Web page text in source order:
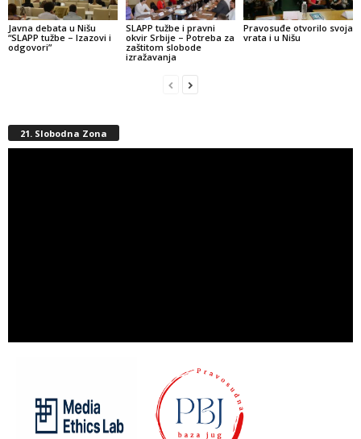
Javna debata u Nišu
“SLAPP tužbe – Izazovi i
odgovori”
SLAPP tužbe i pravni
okvir Srbije – Potreba za
zaštitom slobode
izražavanja
Pravosuđe otvorilo svoja
vrata i u Nišu
21. Slobodna Zona